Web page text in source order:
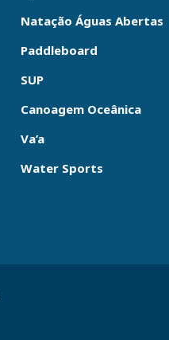
Natação Águas Abertas
Paddleboard
SUP
Canoagem Oceânica
Va’a
Water Sports